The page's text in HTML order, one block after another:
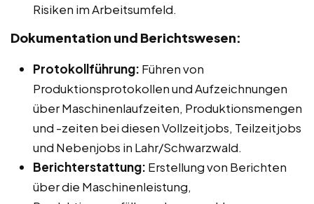
Risiken im Arbeitsumfeld.
Dokumentation und Berichtswesen:
Protokollführung: Führen von
Produktionsprotokollen und Aufzeichnungen
über Maschinenlaufzeiten, Produktionsmengen
und -zeiten bei diesen Vollzeitjobs, Teilzeitjobs
und Nebenjobs in Lahr/Schwarzwald.
Berichterstattung: Erstellung von Berichten
über die Maschinenleistung,